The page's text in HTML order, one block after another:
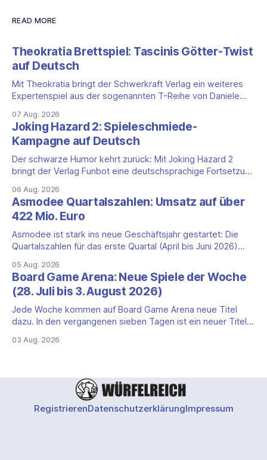
READ MORE
Theokratia Brettspiel: Tascinis Götter-Twist
auf Deutsch
Mit Theokratia bringt der Schwerkraft Verlag ein weiteres
Expertenspiel aus der sogenannten T-Reihe von Daniele
Tekhenu und Tzolk'in gehören. Der Aufhänger ist ein
ungewöhnlicher Perspektivwechsel: Sie steuern nicht die
eigene Zivilisation, sondern eine hochentwickelte
außerirdische Gottheit, die vier
07 Aug. 2026
Joking Hazard 2: Spieleschmiede-
Kampagne auf Deutsch
Der schwarze Humor kehrt zurück: Mit Joking Hazard 2
bringt der Verlag Funbot eine deutschsprachige Fortsetzung
Happiness (Explosm) auf die Spieleschmiede. Wir ordnen
ein, was die Kampagne unter dem Motto „Die fiesen
Comics sind zurück!" bietet und wo sie schweigt.
06 Aug. 2026
Asmodee Quartalszahlen: Umsatz auf über
422 Mio. Euro
Asmodee ist stark ins neue Geschäftsjahr gestartet: Die
Quartalszahlen für das erste Quartal (April bis Juni 2026)
Prozent auf 422,1 Millionen Euro. Getragen wird das
Wachstum weiter von den Sammelkartenspielen, doch
erstmals seit Monaten zeigt auch das klassische
Brettspielgeschäft wieder
05 Aug. 2026
Board Game Arena: Neue Spiele der Woche
(28. Juli bis 3. August 2026)
Jede Woche kommen auf Board Game Arena neue Titel
dazu. In den vergangenen sieben Tagen ist ein neuer Titel
bekanntesten kooperativen Zombiespiele. Wir stellen dir
Zombicide: 2nd
03 Aug. 2026
RegistrierenDatenschutzerklärungImpressum